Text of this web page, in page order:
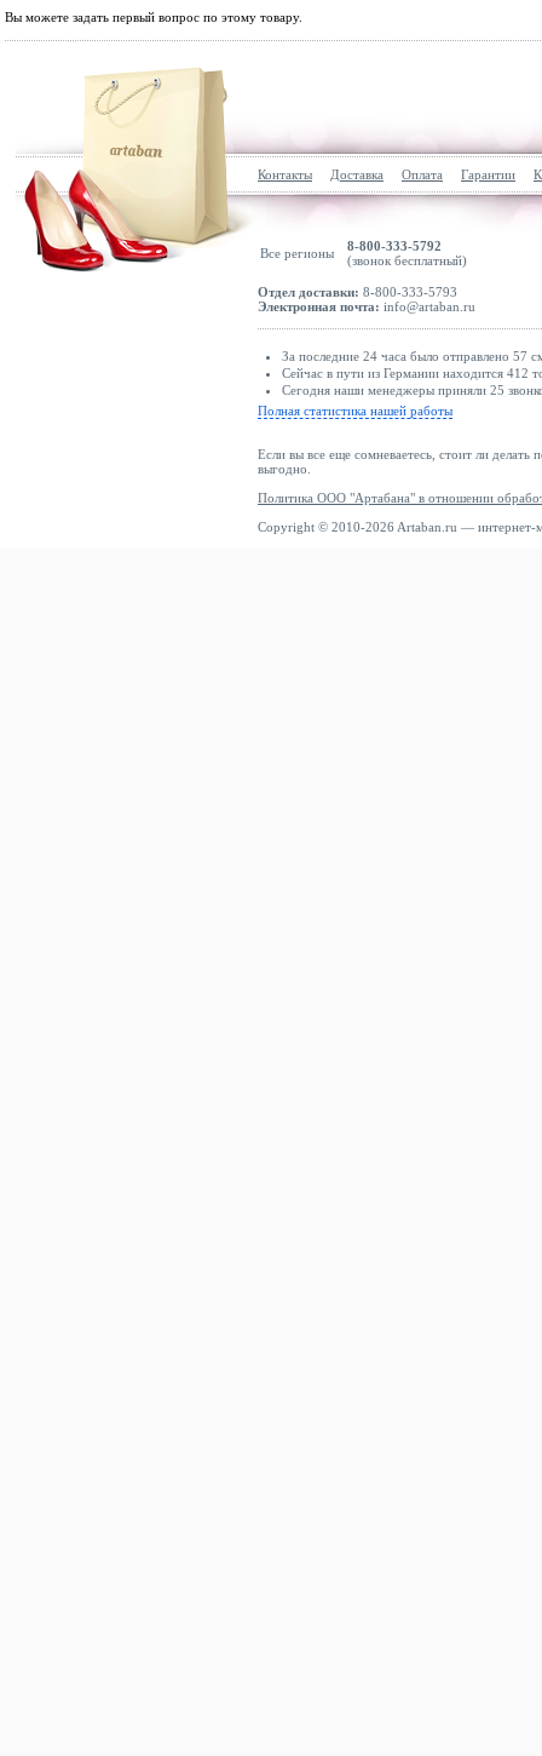
Вы можете задать первый вопрос по этому товару.
Контакты Доставка Оплата Гарантии
Все регионы
8-800-333-5792
(звонок бесплатный)
Отдел доставки: 8-800-333-5793
Электронная почта: info@artaban.ru
За последние 24 часа было отправлено 57
Сейчас в пути из Германии находится 412
Сегодня наши менеджеры приняли 25
Полная статистика нашей работы
Если вы все еще сомневаетесь, стоит ли делать
выгодно.
Политика ООО "Артабана" в отношении
Copyright © 2010-2026 Artaban.ru — интернет-